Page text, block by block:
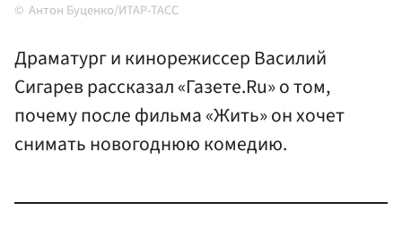
Антон Буценко/ИТАР-ТАСС
Драматург и кинорежиссер Василий
Сигарев рассказал «Газете.Ru» о том,
почему после фильма «Жить» он хочет
снимать новогоднюю комедию.